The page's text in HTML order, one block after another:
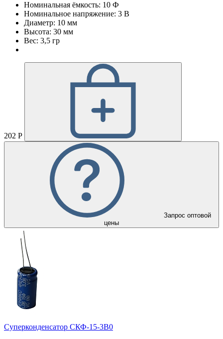
Номинальная ёмкость: 10 Ф
Номинальное напряжение: 3 В
Диаметр: 10 мм
Высота: 30 мм
Вес: 3,5 гр
202 Р
Запрос оптовой
цены
Суперконденсатор СКФ-15-3В0